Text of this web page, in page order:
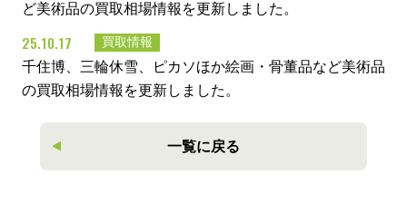
ど美術品の買取相場情報を更新しました。
25.10.17 買取情報
千住博、三輪休雪、ピカソほか絵画・骨董品など美術品
の買取相場情報を更新しました。
一覧に戻る